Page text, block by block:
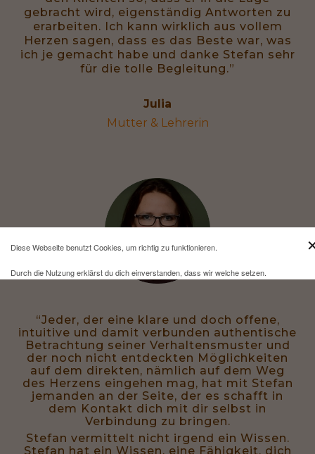
gebracht wird, eigenständig Antworten zu
erarbeiten. Ich kann wirklich aus vollem
Herzen sagen, dass es das Beste war, was
ich je gemacht habe und danke Stefan sehr
für die tolle Begleitung.”
Julia
Mutter & Lehrerin
“Jeder, der eine klare und doch offene,
intuitive und damit verbunden authentische
Betrachtung seiner Verhaltensmuster und
der noch nicht entdeckten Möglichkeiten
auf dem direkten, nämlich auf dem Weg
des Herzens eingehen mag, hat mit Stefan
jemanden an der Seite, der es schafft in
dem Kontakt dich mit dir selbst in
Verbindung zu bringen.
Stefan vermittelt nicht irgend ein Wissen.
Stefan hat ein Wissen, eine Fähigkeit, dich
Diese Webseite benutzt Cookies, um richtig zu funktionieren.
Durch die Nutzung erklärst du dich einverstanden, dass wir welche setzen.